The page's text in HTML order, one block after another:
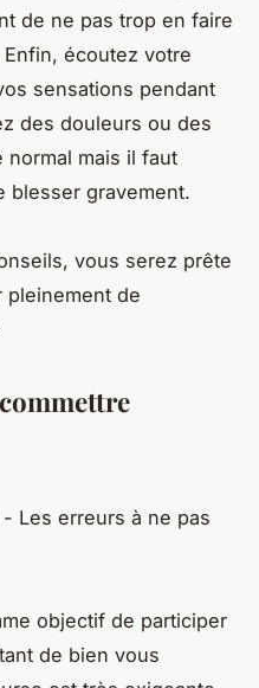
de ne pas trop en faire
écoutez votre
sensations pendant
des douleurs ou des
mais il faut
blesser gravement.
vous serez prête
de
Les erreurs à ne pas
objectif de participer
de bien vous